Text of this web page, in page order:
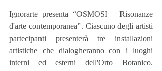
Ignorarte presenta “OSMOSI – Risonanze
d'arte contemporanea”. Ciascuno degli artisti
partecipanti presenterà tre installazioni
artistiche che dialogheranno con i luoghi
interni ed esterni dell'Orto Botanico.